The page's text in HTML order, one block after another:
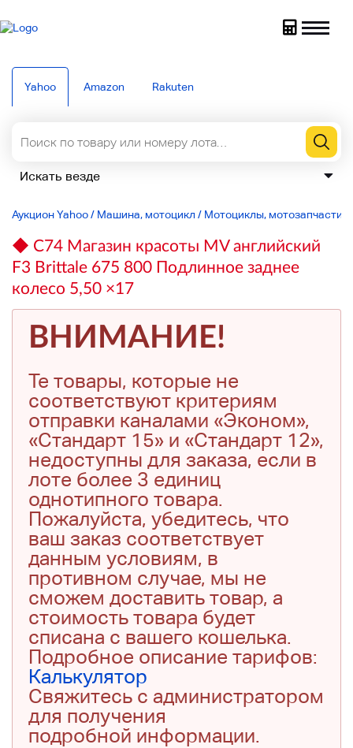
Yahoo Amazon Rakuten
Аукцион Yahoo/ Машина, мотоцикл / Мотоциклы, мотозапчасти
◆ C74 Магазин красоты MV английский
F3 Brittale 675 800 Подлинное заднее
колесо 5,50 ×17
ВНИМАНИЕ!
Те товары, которые не
соответствуют критериям
отправки каналами «Эконом»,
«Стандарт 15» и «Стандарт 12»,
недоступны для заказа, если в
лоте более 3 единиц
однотипного товара.
Пожалуйста, убедитесь, что
ваш заказ соответствует
данным условиям, в
противном случае, мы не
сможем доставить товар, а
стоимость товара будет
списана с вашего кошелька.
Подробное описание тарифов:
Калькулятор
Свяжитесь с администратором
для получения
подробной информации.